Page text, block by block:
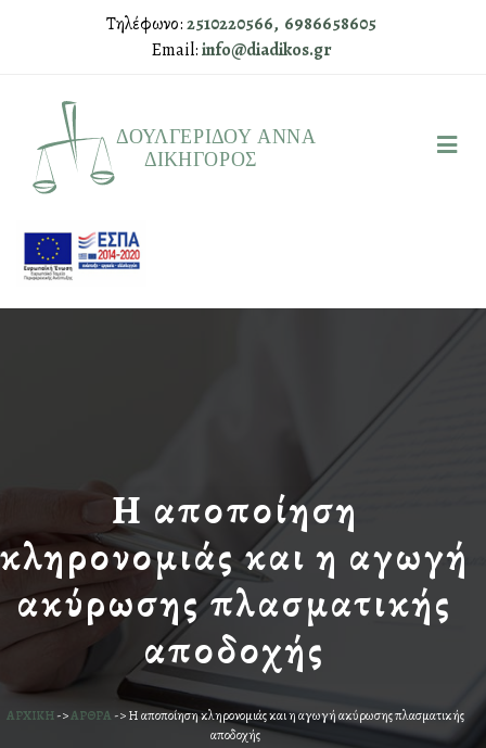
Τηλέφωνο:2510220566, 6986658605
Email:info@diadikos.gr
Η αποποίηση
κληρονομιάς και η αγωγή
ακύρωσης πλασματικής
αποδοχής
ΑΡΧΙΚΗ->ΑΡΘΡΑ->Η αποποίηση κληρονομιάς και η αγωγή ακύρωσης πλασματικής
αποδοχής